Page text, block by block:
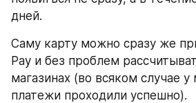
дней.
Саму карту можно сразу же
Pay и без проблем
магазинах (во всяком случае у
платежи проходили успешно).